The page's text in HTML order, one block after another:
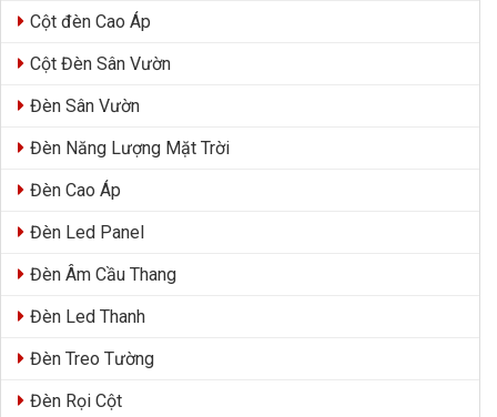
Cột đèn Cao Áp
Cột Đèn Sân Vườn
Đèn Sân Vườn
Đèn Năng Lượng Mặt Trời
Đèn Cao Áp
Đèn Led Panel
Đèn Âm Cầu Thang
Đèn Led Thanh
Đèn Treo Tường
Đèn Rọi Cột